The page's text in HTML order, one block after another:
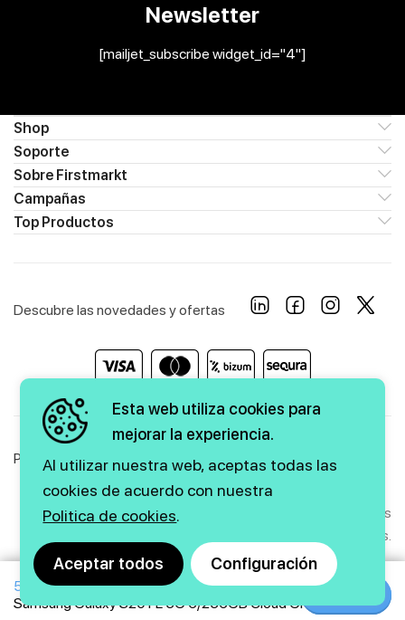
519€
669€
Samsung Galaxy S20 FE 5G 6/256GB Cloud Green
Newsletter
[mailjet_subscribe widget_id="4"]
Shop
Soporte
Sobre Firstmarkt
Campañas
Top Productos
Descubre las novedades y ofertas
Política de Privacidad Política de Cookies Aviso Legal
Copyright © 2026 firstmarkt. Todos los derechos
reservados.
Agencia SEOy diseño web GMEDIA
Esta web utiliza cookies para
mejorar la experiencia.
Al utilizar nuestra web, aceptas todas las
cookies de acuerdo con nuestra
Politica de cookies.
Aceptar todos Configuración